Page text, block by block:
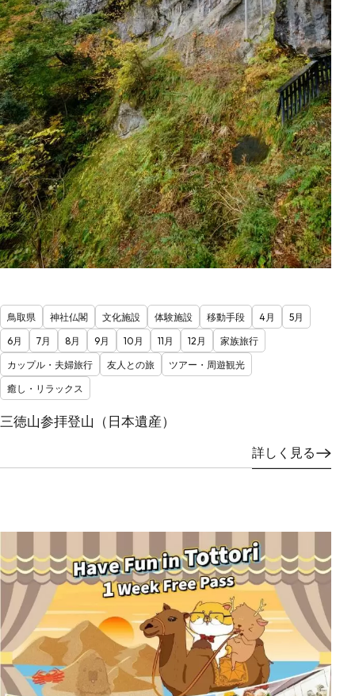
鳥取県 神社仏閣 文化施設 体験施設 移動手段 4月
5月
6月
7月 8月 9月 10月 11月 12月
家族旅行
カップル・夫婦旅行
友人との旅
ツアー・周遊観光
癒し・リラックス
三徳山参拝登山（日本遺産）
詳しく見る